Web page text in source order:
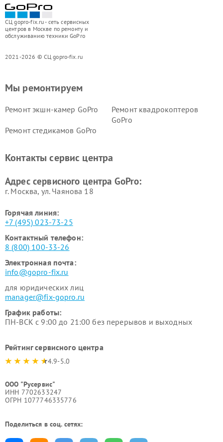
СЦ gopro-fix.ru - сеть сервисных
центров в Москве по ремонту и
обслуживанию техники GoPro
2021-2026 © СЦ gopro-fix.ru
Мы ремонтируем
Ремонт экшн-камер GoPro
Ремонт квадрокоптеров
GoPro
Ремонт стедикамов GoPro
Контакты сервис центра
Адрес сервисного центра GoPro:
г. Москва, ул. Чаянова 18
Горячая линия:
+7 (495) 023-73-25
Контактный телефон:
8 (800) 100-33-26
Электронная почта:
info@gopro-fix.ru
для юридических лиц
manager@fix-gopro.ru
График работы:
ПН-ВСК с 9:00 до 21:00 без перерывов и выходных
Рейтинг сервисного центра
4.9-5.0
ООО "Русервис"
ИНН 7702633247
ОГРН 1077746335776
Поделиться в соц. сетях: